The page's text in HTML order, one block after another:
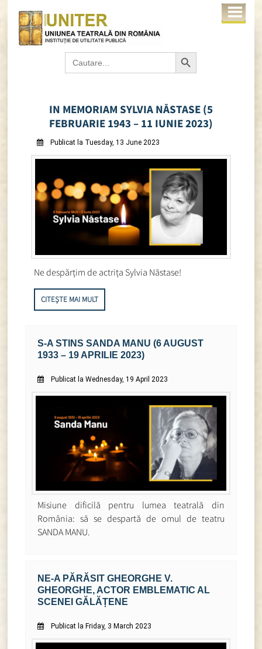
Search
for:
Search Button
IN MEMORIAM SYLVIA NĂSTASE (5
FEBRUARIE 1943 – 11 IUNIE 2023)
Publicat la Tuesday, 13 June 2023
Ne despărțim de actrița Sylvia Năstase!
CITEȘTE MAI MULT
S-A STINS SANDA MANU (6 AUGUST
1933 – 19 APRILIE 2023)
Publicat la Wednesday, 19 April 2023
Misiune dificilă pentru lumea teatrală din
România: să se despartă de omul de teatru
SANDA MANU.
NE-A PĂRĂSIT GHEORGHE V.
GHEORGHE, ACTOR EMBLEMATIC AL
SCENEI GĂLĂȚENE
Publicat la Friday, 3 March 2023